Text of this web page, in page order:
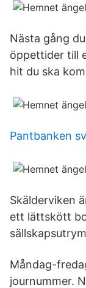
Nästa gång
öppettider till
hit du ska
Pantbanken
Skälderviken
ett lättskött
Måndag-
journummer.